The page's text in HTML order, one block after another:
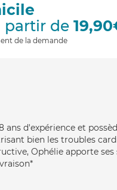
partir de
de la demande
ans d'expérience et
bien les troubles
Ophélie apporte ses